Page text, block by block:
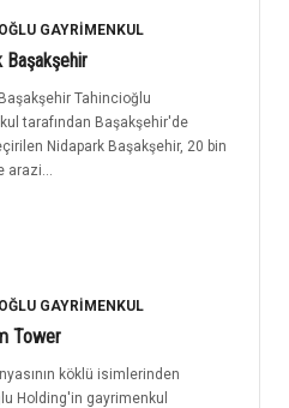
GAYRIMENKUL
Başakşehir
Tahincioğlu
tarafından Başakşehir'de
Nidapark Başakşehir, 20 bin
arazi...
GAYRIMENKUL
Tower
köklü isimlerinden
Holding'in gayrimenkul